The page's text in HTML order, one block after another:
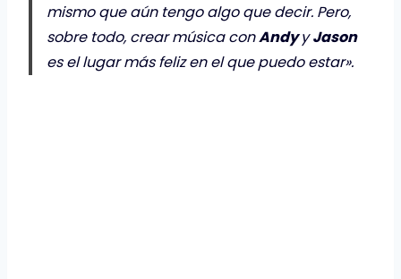
mismo que aún tengo algo que decir. Pero,
sobre todo, crear música conAndyyJason
es el lugar más feliz en el que puedo estar».